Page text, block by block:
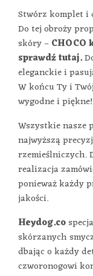
Stwórz komplet i
Do tej obroży
skóry –CHOCO
sprawdź tutaj.
eleganckie i
W końcu Ty i
wygodne i piękne!
Wszystkie nasze
najwyższą
rzemieślniczych.
realizacja
ponieważ każdy
jakości.
Heydog.co
skórzanych
dbając o każdy
czworonogowi